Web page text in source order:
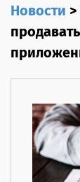
Новости>